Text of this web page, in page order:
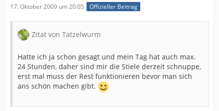
17. Oktober 2009 um 20:05 Offizieller Beitrag
Zitat von Tatzelwurm
Hatte ich ja schon gesagt und mein Tag hat auch max.
24 Stunden, daher sind mir die Stiele derzeit schnuppe,
erst mal muss der Rest funktionieren bevor man sich
ans schön machen gibt.